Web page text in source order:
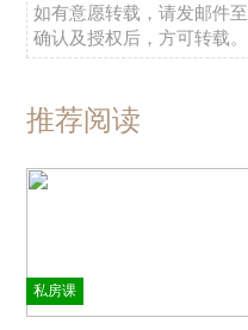
如有意愿转载，请发邮件至
确认及授权后，方可转载。
推荐阅读
私房课